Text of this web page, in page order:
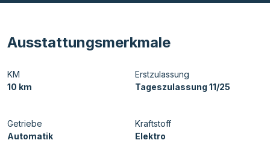
Ausstattungsmerkmale
KM
10 km
Erstzulassung
Tageszulassung 11/25
Getriebe
Automatik
Kraftstoff
Elektro